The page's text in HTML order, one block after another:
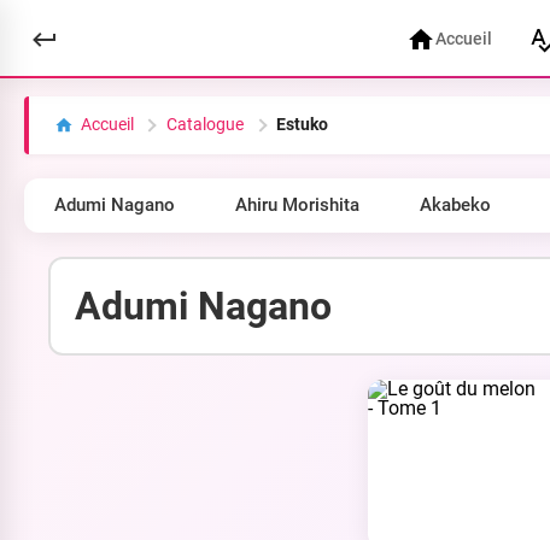
Accueil
Accueil Catalogue Estuko
Adumi Nagano Ahiru Morishita Akabeko